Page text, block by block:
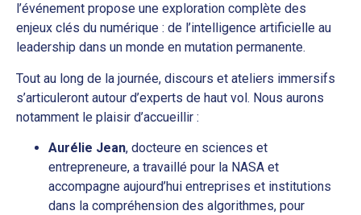
l’événement propose une exploration complète des
enjeux clés du numérique : de l’intelligence artificielle au
leadership dans un monde en mutation permanente.
Tout au long de la journée, discours et ateliers immersifs
s’articuleront autour d’experts de haut vol. Nous aurons
notamment le plaisir d’accueillir :
Aurélie Jean, docteure en sciences et
entrepreneure, a travaillé pour la NASA et
accompagne aujourd’hui entreprises et institutions
dans la compréhension des algorithmes, pour